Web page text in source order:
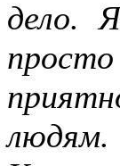
дело.